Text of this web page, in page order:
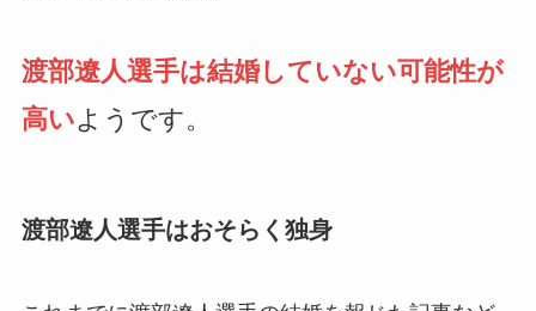
渡部遼人選手は結婚していない可能性が
高いようです。
渡部遼人選手はおそらく独身